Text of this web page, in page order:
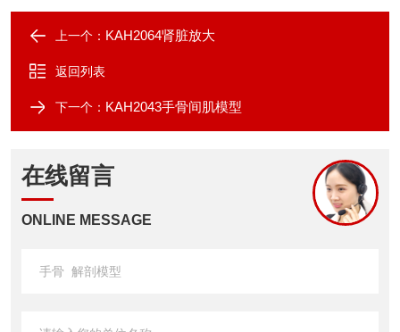
上一个： KAH2064肾脏放大
返回列表
下一个： KAH2043手骨间肌模型
在线留言
ONLINE MESSAGE